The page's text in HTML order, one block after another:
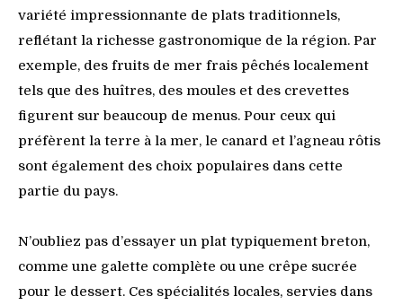
variété impressionnante de plats traditionnels,
reflétant la richesse gastronomique de la région. Par
exemple, des fruits de mer frais pêchés localement
tels que des huîtres, des moules et des crevettes
figurent sur beaucoup de menus. Pour ceux qui
préfèrent la terre à la mer, le canard et l’agneau rôtis
sont également des choix populaires dans cette
partie du pays.
N’oubliez pas d’essayer un plat typiquement breton,
comme une galette complète ou une crêpe sucrée
pour le dessert. Ces spécialités locales, servies dans